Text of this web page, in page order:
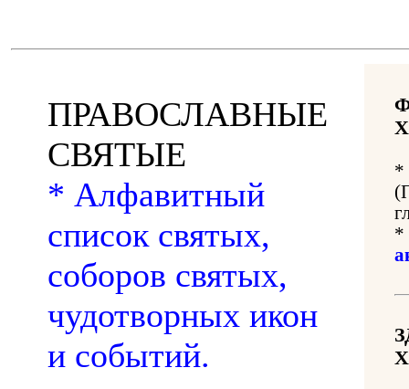
ПРАВОСЛАВНЫЕ
СВЯТЫЕ
* Алфавитный
список святых,
соборов святых,
чудотворных икон
и событий.
*
*